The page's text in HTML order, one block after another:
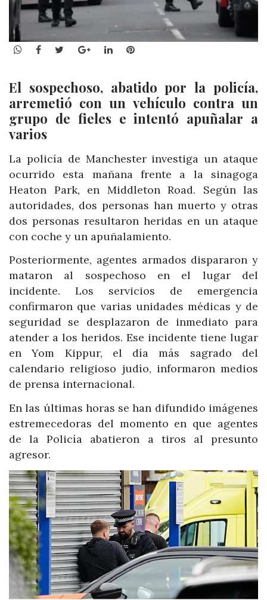
WhatsApp
Facebook
TwitterGoogle+LinkedInPinterest
El sospechoso, abatido por la policía,
arremetió con un vehículo contra un
grupo de fieles e intentó apuñalar a
varios
La policía de Manchester investiga un ataque
ocurrido esta mañana frente a la sinagoga
Heaton Park, en Middleton Road. Según las
autoridades, dos personas han muerto y otras
dos personas resultaron heridas en un ataque
con coche y un apuñalamiento.
Posteriormente, agentes armados dispararon y
mataron al sospechoso en el lugar del
incidente. Los servicios de emergencia
confirmaron que varias unidades médicas y de
seguridad se desplazaron de inmediato para
atender a los heridos. Ese incidente tiene lugar
en Yom Kippur, el día más sagrado del
calendario religioso judío, informaron medios
de prensa internacional.
En las últimas horas se han difundido imágenes
estremecedoras del momento en que agentes
de la Policía abatieron a tiros al presunto
agresor.